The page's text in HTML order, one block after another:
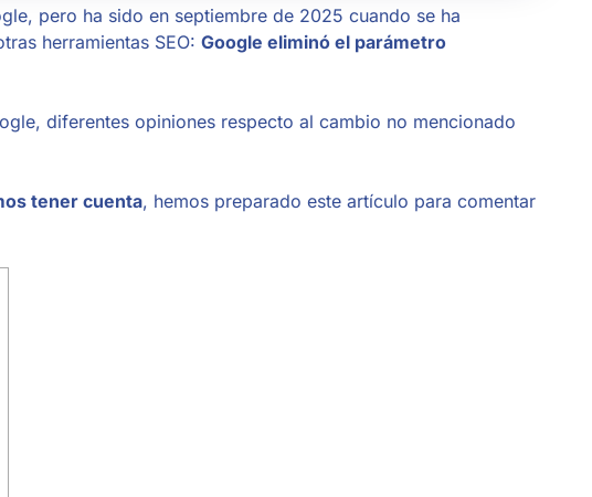
pero ha sido en septiembre de 2025 cuando se ha
herramientas SEO: Google eliminó el parámetro
diferentes opiniones respecto al cambio no mencionado
tener cuenta, hemos preparado este artículo para comentar